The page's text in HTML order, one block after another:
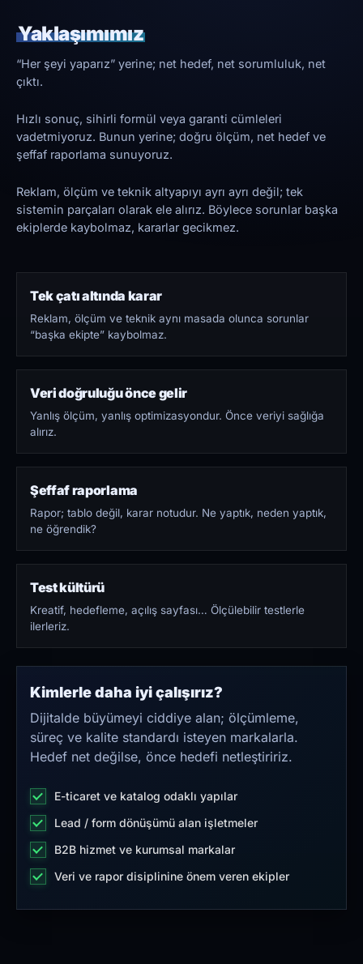
Yaklaşımımız
“Her şeyi yaparız” yerine; net hedef, net sorumluluk, net
çıktı.
Hızlı sonuç, sihirli formül veya garanti cümleleri
vadetmiyoruz. Bunun yerine; doğru ölçüm, net hedef ve
şeffaf raporlama sunuyoruz.
Reklam, ölçüm ve teknik altyapıyı ayrı ayrı değil; tek
sistemin parçaları olarak ele alırız. Böylece sorunlar başka
ekiplerde kaybolmaz, kararlar gecikmez.
Tek çatı altında karar
Reklam, ölçüm ve teknik aynı masada olunca sorunlar
“başka ekipte” kaybolmaz.
Veri doğruluğu önce gelir
Yanlış ölçüm, yanlış optimizasyondur. Önce veriyi sağlığa
alırız.
Şeffaf raporlama
Rapor; tablo değil, karar notudur. Ne yaptık, neden yaptık,
ne öğrendik?
Test kültürü
Kreatif, hedefleme, açılış sayfası… Ölçülebilir testlerle
ilerleriz.
Kimlerle daha iyi çalışırız?
Dijitalde büyümeyi ciddiye alan; ölçümleme,
süreç ve kalite standardı isteyen markalarla.
Hedef net değilse, önce hedefi netleştiririz.
E-ticaret ve katalog odaklı yapılar
Lead / form dönüşümü alan işletmeler
B2B hizmet ve kurumsal markalar
Veri ve rapor disiplinine önem veren ekipler